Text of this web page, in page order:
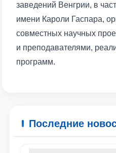
заведений Венгрии, в
имени Кароли Гаспара,
совместных научных
и преподавателями,
программ.
Последние